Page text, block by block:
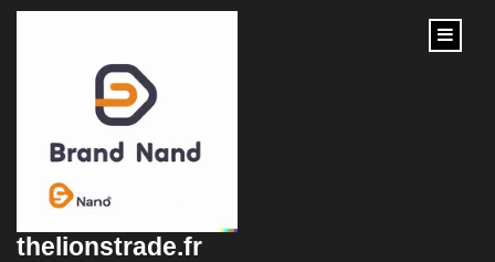
content
thelionstrade.fr
Formation en ligne
gratuite en